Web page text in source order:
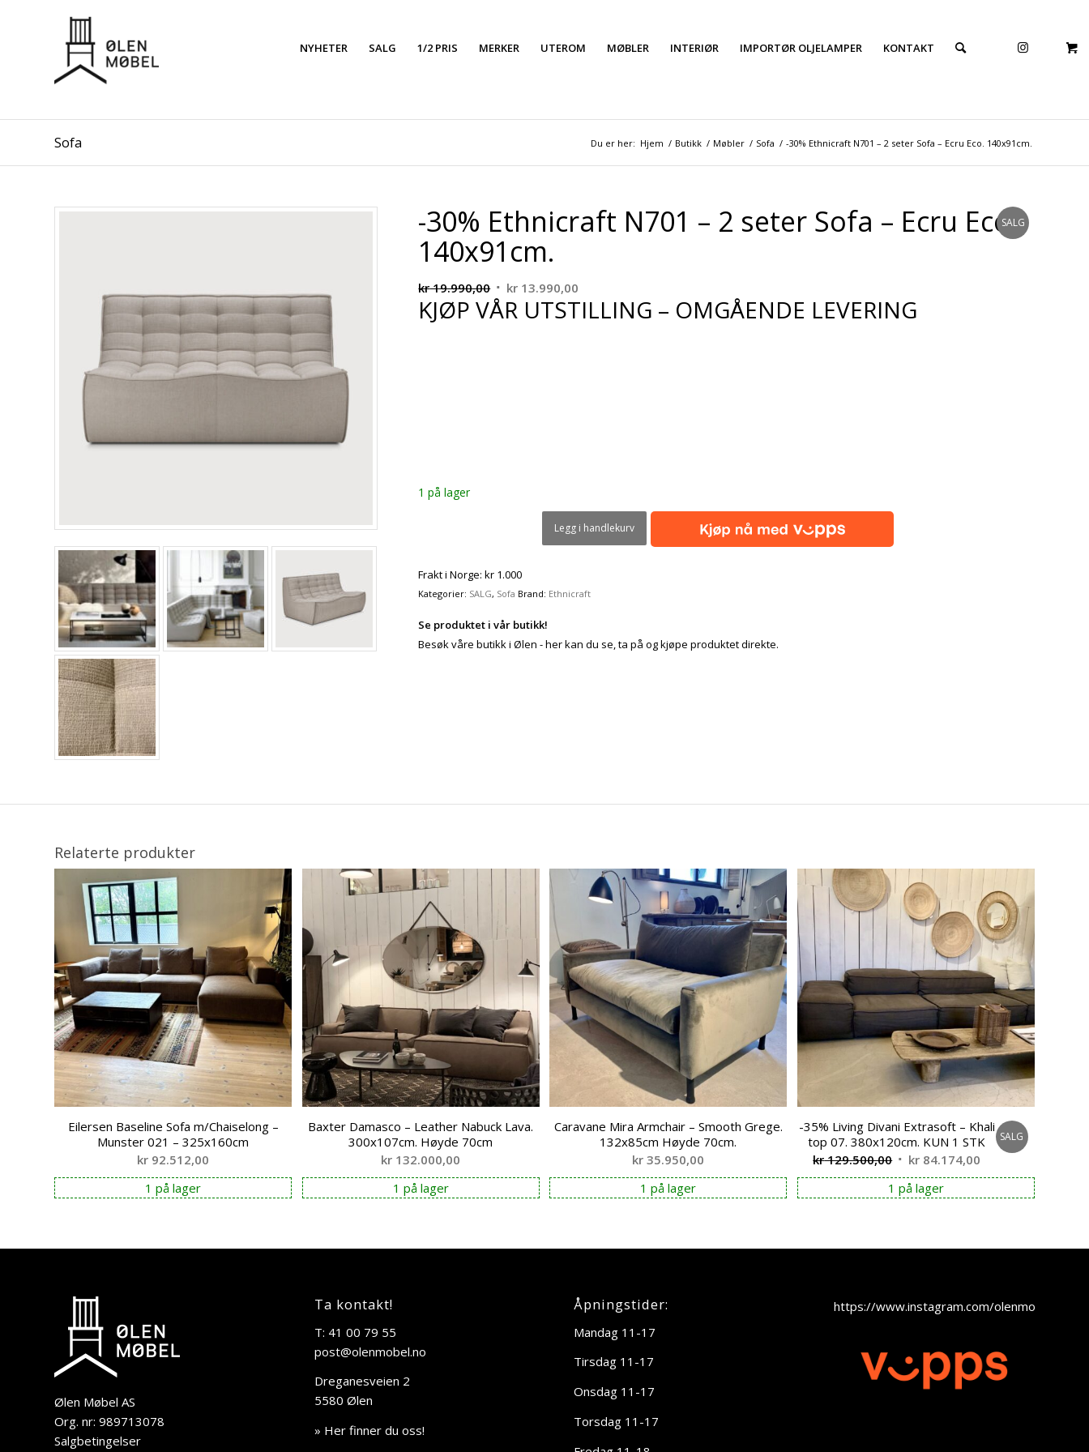
NYHETER SALG 1/2 PRIS MERKER UTEROM MØBLER INTERIØR IMPORTØR OLJELAMPER KONTAKT
Sofa Du er her: Hjem / Butikk / Møbler / Sofa / -30% Ethnicraft N701 – 2 seter Sofa – Ecru Eco. 140x91cm.
SALG
-30% Ethnicraft N701 – 2 seter Sofa – Ecru Eco.
140x91cm.
kr19.990,00 Opprinnelig
pris
kr 13.990,00
pris
KJØP VÅR UTSTILLING – OMGÅENDE LEVERING
1 på lager
Legg i handlekurv
Frakt i Norge: kr 1.000
Kategorier: SALG, Sofa Brand: Ethnicraft
Se produktet i vår butikk!
Besøk våre butikk i Ølen - her kan du se, ta på og kjøpe produktet direkte.
Relaterte produkter
Eilersen Baseline Sofa m/Chaiselong –
Munster 021 – 325x160cm
kr 92.512,00
1 på lager
Baxter Damasco – Leather Nabuck Lava.
300x107cm. Høyde 70cm
kr 132.000,00
1 på lager
Caravane Mira Armchair – Smooth Grege.
132x85cm Høyde 70cm.
kr 35.950,00
1 på lager
-35% Living Divani Extrasoft – Khali
top 07. 380x120cm. KUN 1 STK
kr129.500,00 Opprinnelig
pris
var:
kr 84.174,00 Nåværende
pris
er:
SALG
1 på lager
Ølen Møbel AS
Org. nr: 989713078
Salgbetingelser
Ta kontakt!
T: 41 00 79 55
post@olenmobel.no
Dreganesveien 2
5580 Ølen
» Her finner du oss!
Åpningstider:
Mandag 11-17
Tirsdag 11-17
Onsdag 11-17
Torsdag 11-17
https://www.instagram.com/olenmobel